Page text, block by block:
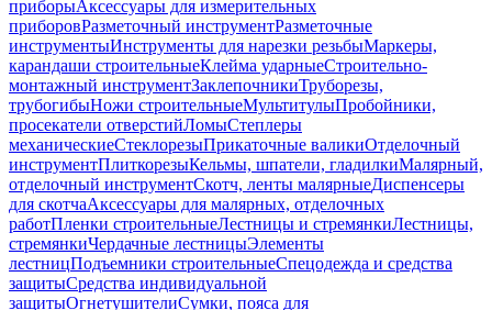
приборыАксессуары для измерительных
приборовРазметочный инструментРазметочные
инструментыИнструменты для нарезки резьбыМаркеры,
карандаши строительныеКлейма ударныеСтроительно-
монтажный инструментЗаклепочникиТруборезы,
трубогибыНожи строительныеМультитулыПробойники,
просекатели отверстийЛомыСтеплеры
механическиеСтеклорезыПрикаточные валикиОтделочный
инструментПлиткорезыКельмы, шпатели, гладилкиМалярный,
отделочный инструментСкотч, ленты малярныеДиспенсеры
для скотчаАксессуары для малярных, отделочных
работПленки строительныеЛестницы и стремянкиЛестницы,
стремянкиЧердачные лестницыЭлементы
лестницПодъемники строительныеСпецодежда и средства
защитыСредства индивидуальной
защитыОгнетушителиСумки, пояса для